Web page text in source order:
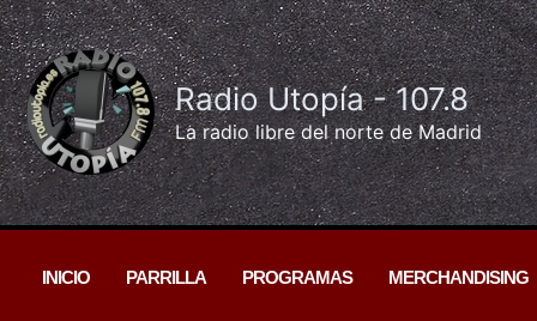
Ir
al
contenido
Radio Utopía - 107.8
La radio libre del norte de Madrid
INICIO PARRILLA PROGRAMAS MERCHANDISING